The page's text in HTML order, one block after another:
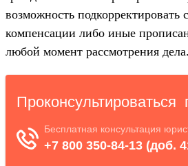
возможность
компенсации либо иные
любой момент рассмотрения дела.